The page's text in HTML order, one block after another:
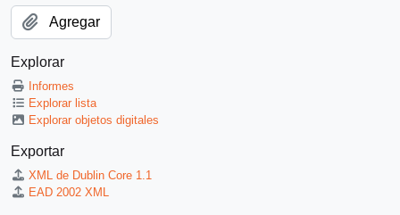
Agregar
Explorar
Informes
Explorar lista
Explorar objetos digitales
Exportar
XML de Dublin Core 1.1
EAD 2002 XML